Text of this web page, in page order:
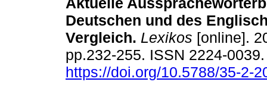
Deutschen und des
Vergleich. Lexikos [online].
pp.232-255. ISSN 2224-
https://doi.org/10.5788/35-2-